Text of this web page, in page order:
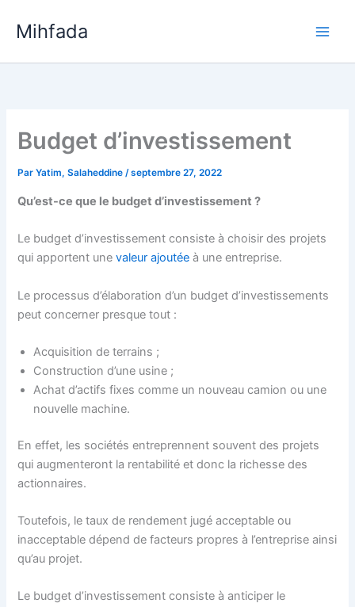
Mihfada
Budget d’investissement
ParYatim, Salaheddine/septembre 27, 2022
Qu’est-ce que le budget d’investissement ?
Le budget d’investissement consiste à choisir des projets
qui apportent unevaleur ajoutée à une entreprise.
Le processus d’élaboration d’un budget d’investissements
peut concerner presque tout :
Acquisition de terrains ;
Construction d’une usine ;
Achat d’actifs fixes comme un nouveau camion ou une
nouvelle machine.
En effet, les sociétés entreprennent souvent des projets
qui augmenteront la rentabilité et donc la richesse des
actionnaires.
Toutefois, le taux de rendement jugé acceptable ou
inacceptable dépend de facteurs propres à l’entreprise ainsi
qu’au projet.
Le budget d’investissement consiste à anticiper le